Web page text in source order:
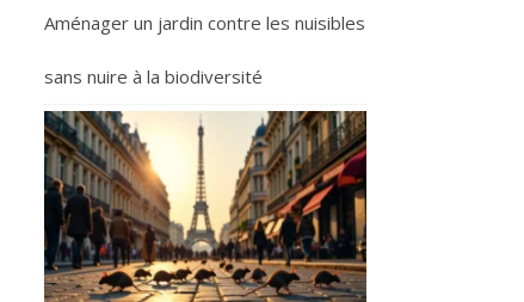
Aménager un jardin contre les nuisibles
sans nuire à la biodiversité